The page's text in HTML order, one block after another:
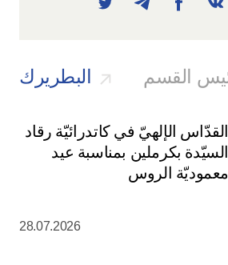
القدّاس الإلهيّ في كاتدرائيّة رقاد
السيّدة بكرملين بمناسبة عيد
معموديّة الروس
28.07.2026